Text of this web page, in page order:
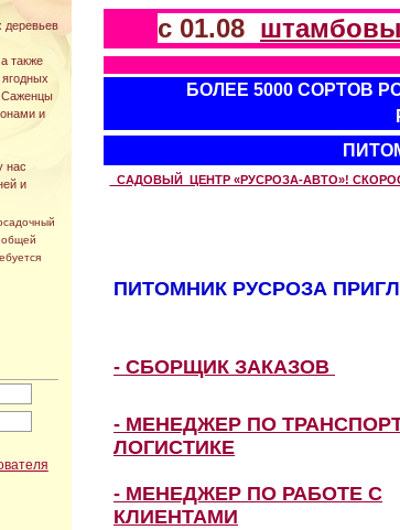
деревьев
также
Саженцы
и
нас
и
общей
с 01.08
БОЛЕЕ 5000 СОРТОВ
САДОВЫЙ ЦЕНТР «РУСРОЗА-АВТО»!
ПИТОМНИК РУСРОЗА
- СБОРЩИК ЗАКАЗОВ
- МЕНЕДЖЕР ПО
ЛОГИСТИКЕ
- МЕНЕДЖЕР ПО РАБОТЕ С
КЛИЕНТАМИ